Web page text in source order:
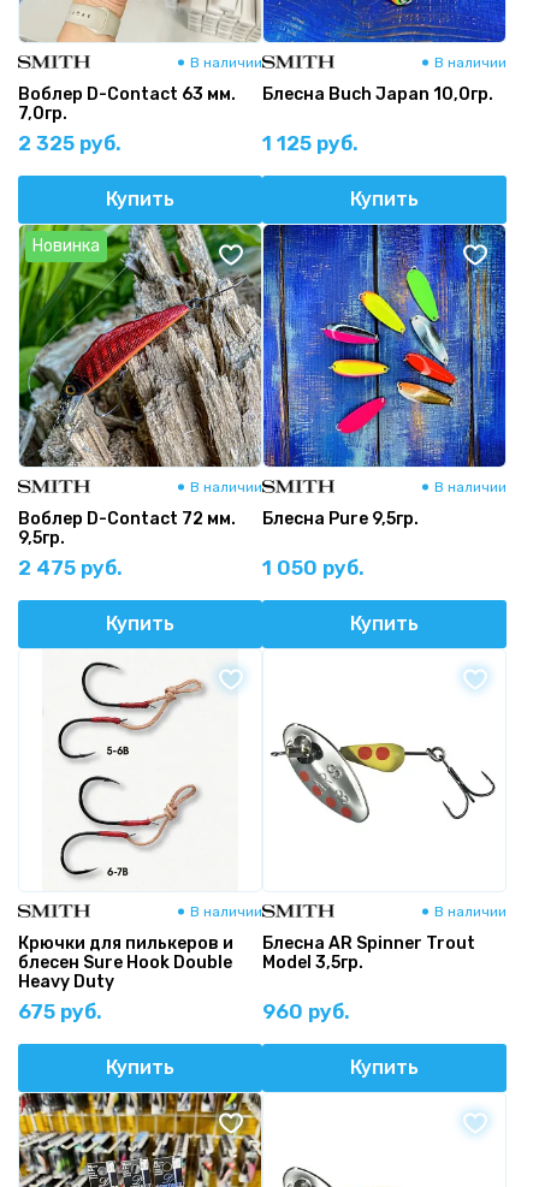
В наличии
Воблер D-Contact 63 мм.
7,0гр.
2 325 руб.
Купить
В наличии
Блесна Buch Japan 10,0гр.
1 125 руб.
Купить
Новинка
В наличии
Воблер D-Contact 72 мм.
9,5гр.
2 475 руб.
Купить
В наличии
Блесна Pure 9,5гр.
1 050 руб.
Купить
В наличии
Крючки для пилькеров и
блесен Sure Hook Double
Heavy Duty
675 руб.
Купить
В наличии
Блесна AR Spinner Trout
Model 3,5гр.
960 руб.
Купить